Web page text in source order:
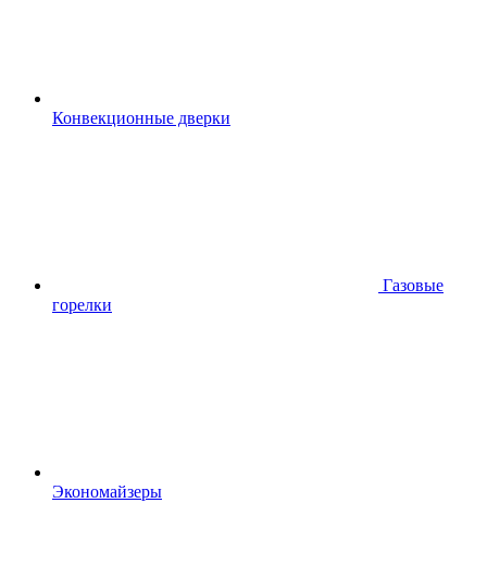
Конвекционные дверки
Газовые
горелки
Экономайзеры